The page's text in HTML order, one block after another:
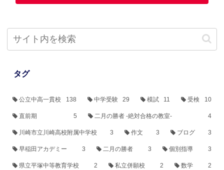
タグ
公立中高一貫校 138 中学受験 29 模試 11 受検 10
直前期 5 二月の勝者 -絶対合格の教室- 4
川崎市立川崎高校附属中学校 3 作文 3 ブログ 3
早稲田アカデミー 3 二月の勝者 3 個別指導 3
県立平塚中等教育学校 2 私立併願校 2 数学 2